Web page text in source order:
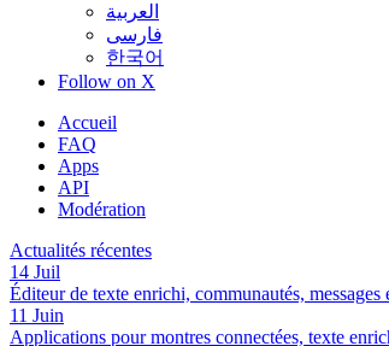
العربية
فارسی
한국어
Follow on X
Accueil
FAQ
Apps
API
Modération
Actualités récentes
14 Juil
Éditeur de texte enrichi, communautés,
11 Juin
Applications pour montres connectées, texte